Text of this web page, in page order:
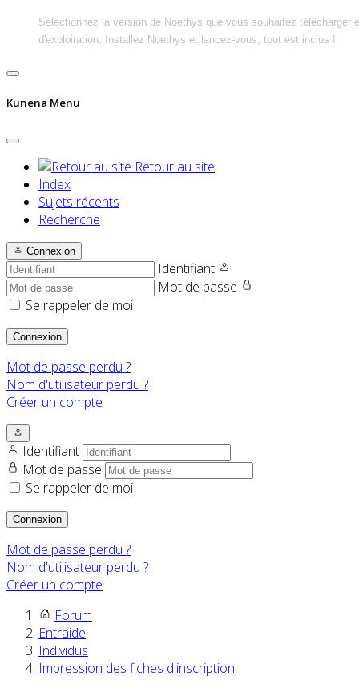
Sélectionnez la version de Noethys que vous souhaitez télécharger
d'exploitation. Installez Noethys et lancez-vous, tout est inclus !
Kunena Menu
Retour au site
Index
Sujets récents
Recherche
Connexion
Identifiant
Mot de passe
Se rappeler de moi
Connexion
Mot de passe perdu ?
Nom d'utilisateur perdu ?
Créer un compte
Identifiant
Mot de passe
Se rappeler de moi
Connexion
Mot de passe perdu ?
Nom d'utilisateur perdu ?
Créer un compte
Forum
Entraide
Individus
Impression des fiches d'inscription